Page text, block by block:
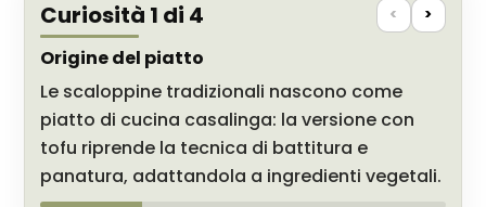
Curiosità 1 di 4 < >
Origine del piatto
Le scaloppine tradizionali nascono come
piatto di cucina casalinga: la versione con
tofu riprende la tecnica di battitura e
panatura, adattandola a ingredienti vegetali.